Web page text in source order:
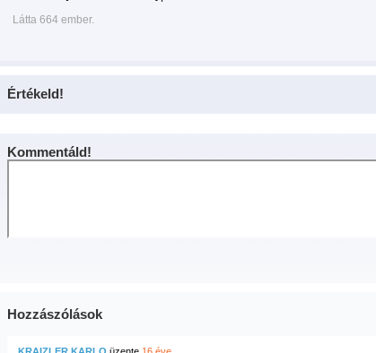
Látta 664 ember.
Értékeld!
Kommentáld!
Hozzászólások